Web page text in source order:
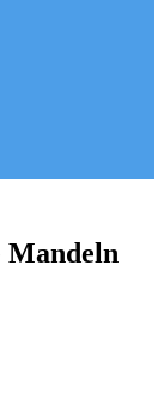
Mandeln